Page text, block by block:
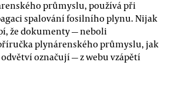
průmyslu, používá při
spalování fosilního plynu. Nijak
že dokumenty — neboli
plynárenského průmyslu, jak
označují — z webu vzápětí